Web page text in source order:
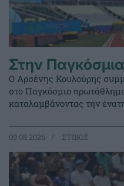
Στην
Ο Αρσένης Κουλούρης
στο Παγκόσμιο
καταλαμβάνοντας την
09.08.2026 ΣΤΙΒΟΣ